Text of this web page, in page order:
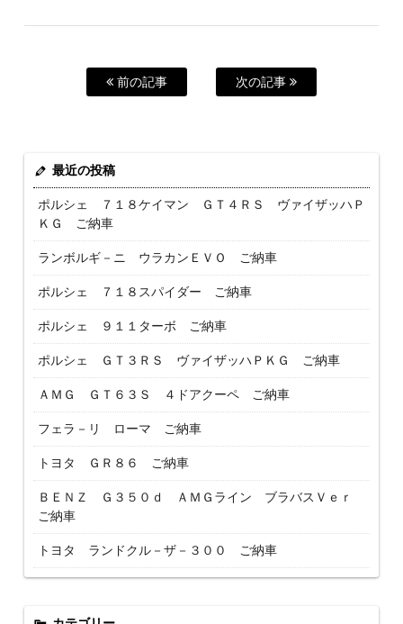
前の記事 次の記事
最近の投稿
ポルシェ ７１８ケイマン ＧＴ４ＲＳ ヴァイザッハＰ
ＫＧ ご納車
ランボルギ－ニ ウラカンＥＶＯ ご納車
ポルシェ ７１８スパイダー ご納車
ポルシェ ９１１ターボ ご納車
ポルシェ ＧＴ３ＲＳ ヴァイザッハＰＫＧ ご納車
ＡＭＧ ＧＴ６３Ｓ ４ドアクーペ ご納車
フェラ－リ ローマ ご納車
トヨタ ＧＲ８６ ご納車
ＢＥＮＺ Ｇ３５０ｄ ＡＭＧライン ブラバスＶｅｒ
ご納車
トヨタ ランドクル－ザ－３００ ご納車